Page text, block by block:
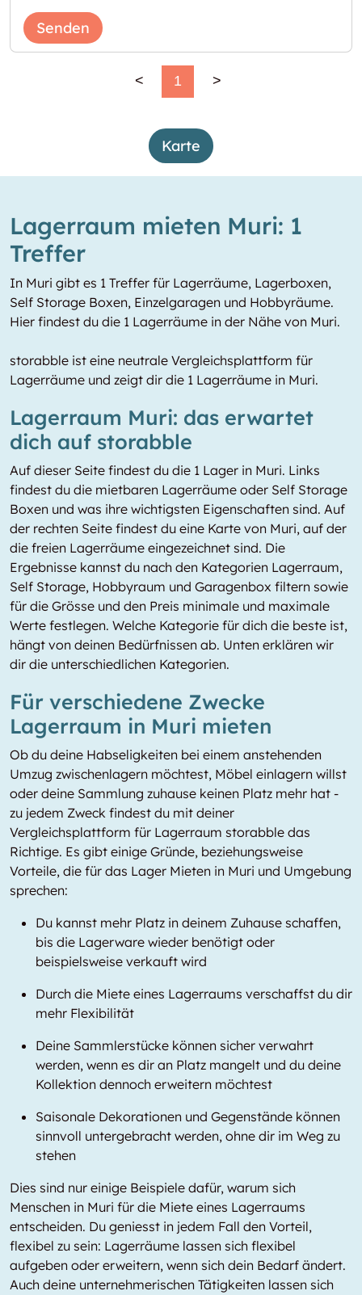
Senden
< 1 >
Karte
Lagerraum mieten Muri: 1
Treffer
In Muri gibt es 1 Treffer für Lagerräume, Lagerboxen,
Self Storage Boxen, Einzelgaragen und Hobbyräume.
Hier findest du die 1 Lagerräume in der Nähe von Muri.
storabble ist eine neutrale Vergleichsplattform für
Lagerräume und zeigt dir die 1 Lagerräume in Muri.
Lagerraum Muri: das erwartet
dich auf storabble
Auf dieser Seite findest du die 1 Lager in Muri. Links
findest du die mietbaren Lagerräume oder Self Storage
Boxen und was ihre wichtigsten Eigenschaften sind. Auf
der rechten Seite findest du eine Karte von Muri, auf der
die freien Lagerräume eingezeichnet sind. Die
Ergebnisse kannst du nach den Kategorien Lagerraum,
Self Storage, Hobbyraum und Garagenbox filtern sowie
für die Grösse und den Preis minimale und maximale
Werte festlegen. Welche Kategorie für dich die beste ist,
hängt von deinen Bedürfnissen ab. Unten erklären wir
dir die unterschiedlichen Kategorien.
Für verschiedene Zwecke
Lagerraum in Muri mieten
Ob du deine Habseligkeiten bei einem anstehenden
Umzug zwischenlagern möchtest, Möbel einlagern willst
oder deine Sammlung zuhause keinen Platz mehr hat -
zu jedem Zweck findest du mit deiner
Vergleichsplattform für Lagerraum storabble das
Richtige. Es gibt einige Gründe, beziehungsweise
Vorteile, die für das Lager Mieten in Muri und Umgebung
sprechen:
Du kannst mehr Platz in deinem Zuhause schaffen,
bis die Lagerware wieder benötigt oder
beispielsweise verkauft wird
Durch die Miete eines Lagerraums verschaffst du dir
mehr Flexibilität
Deine Sammlerstücke können sicher verwahrt
werden, wenn es dir an Platz mangelt und du deine
Kollektion dennoch erweitern möchtest
Saisonale Dekorationen und Gegenstände können
sinnvoll untergebracht werden, ohne dir im Weg zu
stehen
Dies sind nur einige Beispiele dafür, warum sich
Menschen in Muri für die Miete eines Lagerraums
entscheiden. Du geniesst in jedem Fall den Vorteil,
flexibel zu sein: Lagerräume lassen sich flexibel
aufgeben oder erweitern, wenn sich dein Bedarf ändert.
Auch deine unternehmerischen Tätigkeiten lassen sich